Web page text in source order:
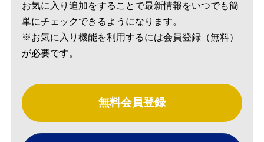
お気に入り追加をすることで最新情報をいつでも簡
単にチェックできるようになります。
※お気に入り機能を利用するには会員登録（無料）
が必要です。
無料会員登録